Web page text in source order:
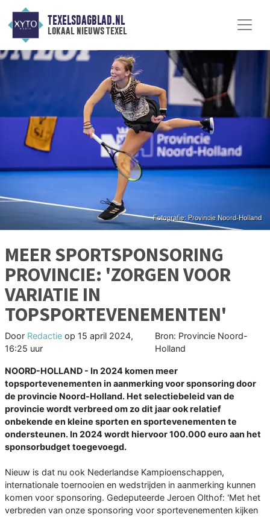
TEXELSDAGBLAD.NL
lokaal nieuws texel
MEER SPORTSPONSORING
PROVINCIE: 'ZORGEN VOOR
VARIATIE IN
TOPSPORTEVENEMENTEN'
Door Redactie op 15 april 2024,
16:25 uur
Bron: Provincie Noord-
Holland
NOORD-HOLLAND - In 2024 komen meer
topsportevenementen in aanmerking voor sponsoring door
de provincie Noord-Holland. Het selectiebeleid van de
provincie wordt verbreed om zo dit jaar ook relatief
onbekende en kleine sporten en sportevenementen te
ondersteunen. In 2024 wordt hiervoor 100.000 euro aan het
sponsorbudget toegevoegd.
Nieuw is dat nu ook Nederlandse Kampioenschappen,
internationale toernooien en wedstrijden in aanmerking kunnen
komen voor sponsoring. Gedeputeerde Jeroen Olthof: 'Met het
verbreden van onze sponsoring voor sportevenementen kijken